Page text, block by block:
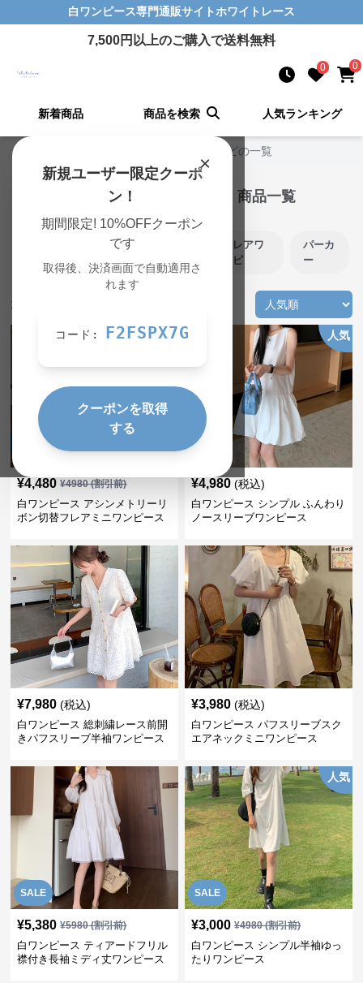
白ワンピース専門通販サイトホワイトレース
7,500円以上のご購入で送料無料
0 0
新着商品 商品を検索 人気ランキング
×
新規ユーザー限定クーポ
ン！
期間限定! 10%OFFクーポン
です
取得後、決済画面で自動適用さ
れます
コード: F2FSPX7G
クーポンを取得
する
ホワイトレース TOP ミニ・ミディワンピの一覧
ミニ・ミディワンピ 白ワンピース 商品一覧
骨格ウェ
ーブ
ス
フレアワ
ンピ
パーカ
ー
174
¥4,480 ¥4980(割引前)
白ワンピース アシンメトリーリ
ボン切替フレアミニワンピース
人気
¥4,980 (税込)
白ワンピース シンプル ふんわり
ノースリーブワンピース
¥7,980 (税込)
白ワンピース 総刺繍レース前開
きパフスリーブ半袖ワンピース
¥3,980 (税込)
白ワンピース パフスリーブスク
エアネックミニワンピース
SALE
¥5,380 ¥5980(割引前)
白ワンピース ティアードフリル
襟付き長袖ミディ丈ワンピース
SALE
人気
¥3,000 ¥4980(割引前)
白ワンピース シンプル半袖ゆっ
たりワンピース